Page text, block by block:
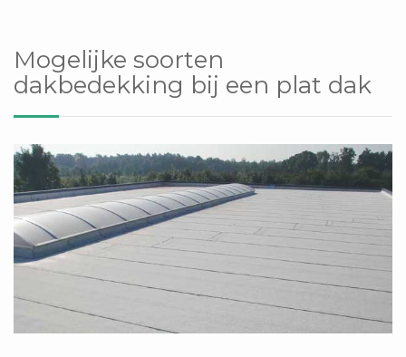
Mogelijke soorten
dakbedekking bij een plat dak